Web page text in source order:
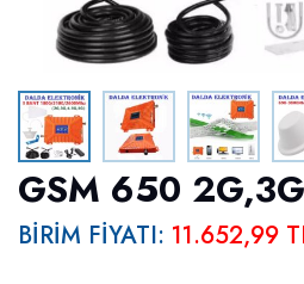
GSM 650
BİRİM FİYATI: 11.652,99